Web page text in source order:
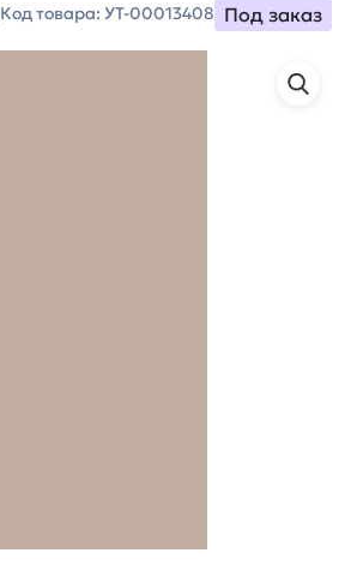
Код товара: УТ-00013408 Под заказ